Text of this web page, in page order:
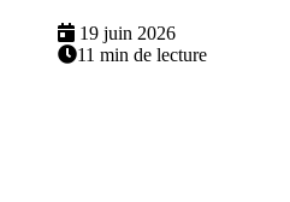
19 juin 2026
11 min de lecture